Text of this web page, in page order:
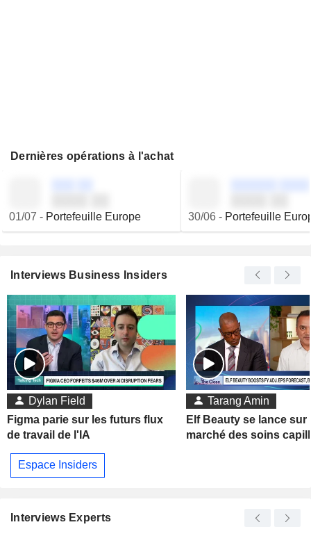
Dernières opérations à l'achat
01/07 - Portefeuille Europe 30/06- Portefeuille
Interviews Business Insiders
Dylan Field
Figma parie sur les futurs flux
de travail de l'IA
Tarang Amin
Elf Beauty se lance sur
marché des soins
Espace Insiders
Interviews Experts